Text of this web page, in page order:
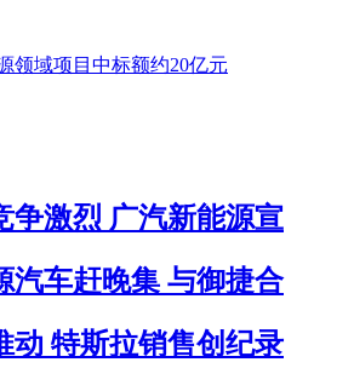
领域项目中标额约20亿元
争激烈 广汽新能源宣
汽车赶晚集 与御捷合
动 特斯拉销售创纪录